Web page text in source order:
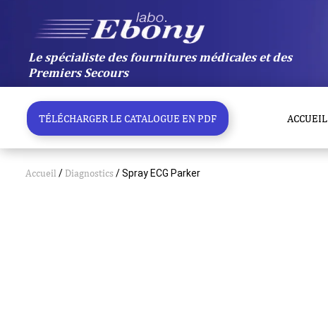
Le spécialiste des fournitures médicales et des
Premiers Secours
TÉLÉCHARGER LE CATALOGUE EN PDF ACCUEIL
Accueil / Diagnostics / Spray ECG Parker